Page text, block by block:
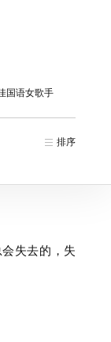
国语女歌手
排序
失去的，失